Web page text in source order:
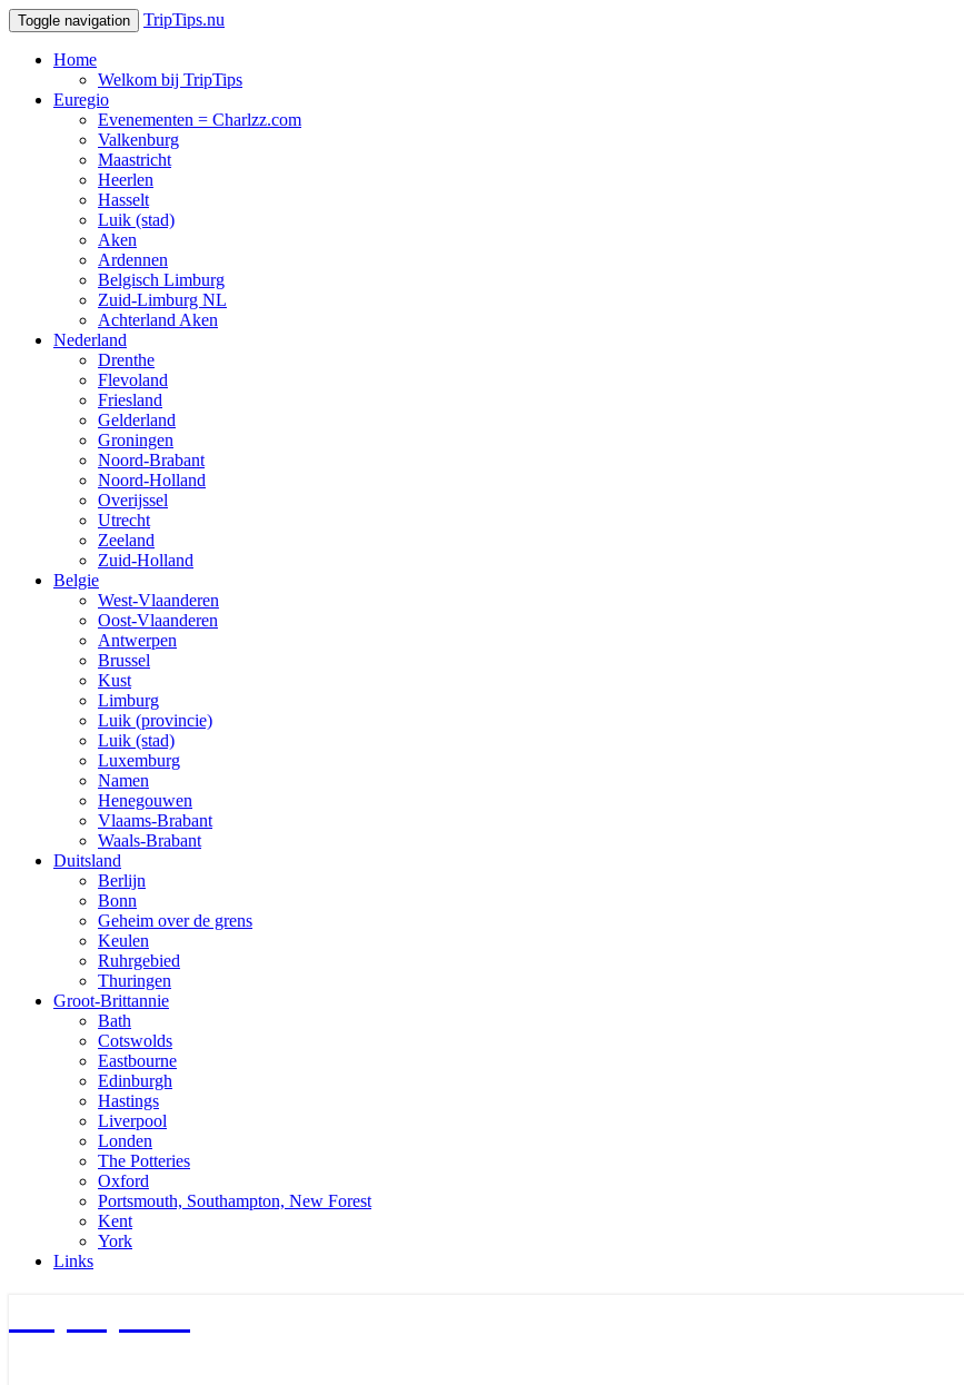
Toggle navigation TripTips.nu
Home
Welkom bij TripTips
Euregio
Evenementen = Charlzz.com
Valkenburg
Maastricht
Heerlen
Hasselt
Luik (stad)
Aken
Ardennen
Belgisch Limburg
Zuid-Limburg NL
Achterland Aken
Nederland
Drenthe
Flevoland
Friesland
Gelderland
Groningen
Noord-Brabant
Noord-Holland
Overijssel
Utrecht
Zeeland
Zuid-Holland
Belgie
West-Vlaanderen
Oost-Vlaanderen
Antwerpen
Brussel
Kust
Limburg
Luik (provincie)
Luik (stad)
Luxemburg
Namen
Henegouwen
Vlaams-Brabant
Waals-Brabant
Duitsland
Berlijn
Bonn
Geheim over de grens
Keulen
Ruhrgebied
Thuringen
Groot-Brittannie
Bath
Cotswolds
Eastbourne
Edinburgh
Hastings
Liverpool
Londen
The Potteries
Oxford
Portsmouth, Southampton, New Forest
Kent
York
Links